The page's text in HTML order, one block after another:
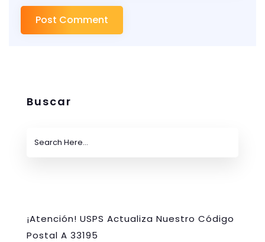
Buscar
¡Atención! USPS Actualiza Nuestro Código
Postal A 33195